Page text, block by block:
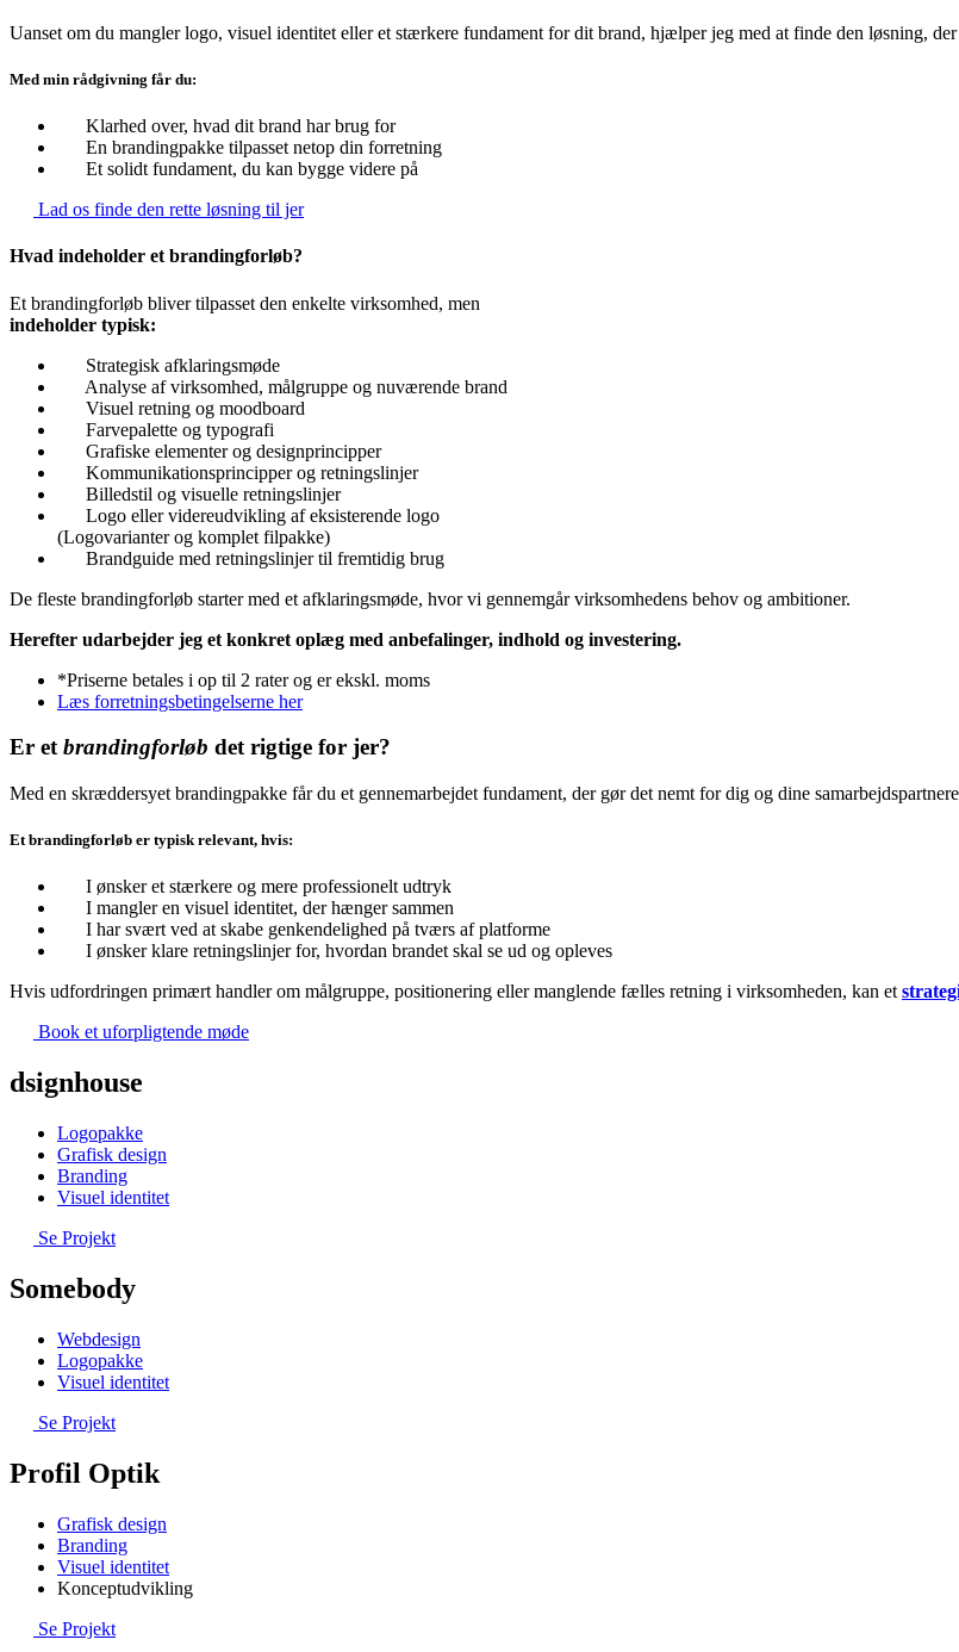
Uanset om du mangler logo, visuel identitet eller et stærkere fundament for dit brand, hjælper jeg med at finde den løsning,
Med min rådgivning får du:
Klarhed over, hvad dit brand har brug for
En brandingpakke tilpasset netop din forretning
Et solidt fundament, du kan bygge videre på
Lad os finde den rette løsning til jer
Hvad indeholder et brandingforløb?
Et brandingforløb bliver tilpasset den enkelte virksomhed, men
indeholder typisk:
Strategisk afklaringsmøde
Analyse af virksomhed, målgruppe og nuværende brand
Visuel retning og moodboard
Farvepalette og typografi
Grafiske elementer og designprincipper
Kommunikationsprincipper og retningslinjer
Billedstil og visuelle retningslinjer
Logo eller videreudvikling af eksisterende logo
​(Logovarianter og komplet filpakke)
Brandguide med retningslinjer til fremtidig brug
De fleste brandingforløb starter med et afklaringsmøde, hvor vi gennemgår virksomhedens behov og ambitioner.
Herefter udarbejder jeg et konkret oplæg med anbefalinger, indhold og investering.
*Priserne betales i op til 2 rater og er ekskl. moms
Læs forretningsbetingelserne her
Er etbrandingforløb det rigtige for jer?
Med en skræddersyet brandingpakke får du et gennemarbejdet fundament, der gør det nemt for dig og dine
Et brandingforløb er typisk relevant, hvis:
I ønsker et stærkere og mere professionelt udtryk
I mangler en visuel identitet, der hænger sammen
I har svært ved at skabe genkendelighed på tværs af platforme
I ønsker klare retningslinjer for, hvordan brandet skal se ud og opleves
Hvis udfordringen primært handler om målgruppe, positionering eller manglende fælles retning i virksomheden, kan et
Book et uforpligtende møde
dsignhouse
Logopakke
Grafisk design
Branding
Visuel identitet
Se Projekt
Somebody
Webdesign
Logopakke
Visuel identitet
Se Projekt
Profil Optik
Grafisk design
Branding
Visuel identitet
Konceptudvikling
Se Projekt